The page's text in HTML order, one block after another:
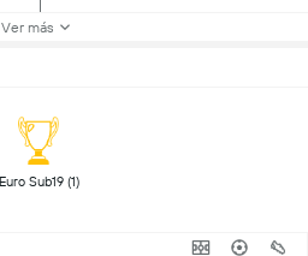
Ver más
Euro Sub19 (1)